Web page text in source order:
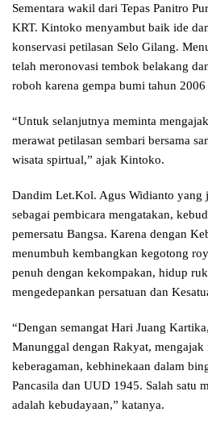
Sementara wakil dari Tepas Panitro
KRT. Kintoko menyambut baik ide
konservasi petilasan Selo Gilang.
telah meronovasi tembok belakang
roboh karena gempa bumi tahun
“Untuk selanjutnya meminta
merawat petilasan sembari bersama
wisata spirtual,” ajak Kintoko.
Dandim Let.Kol. Agus Widianto yang
sebagai pembicara mengatakan,
pemersatu Bangsa. Karena dengan
menumbuh kembangkan kegotong
penuh dengan kekompakan, hidup
mengedepankan persatuan dan
“Dengan semangat Hari Juang
Manunggal dengan Rakyat, mengajak
keberagaman, kebhinekaan dalam
Pancasila dan UUD 1945. Salah satu
adalah kebudayaan,” katanya.